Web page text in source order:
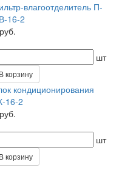
влагоотделитель П-
16-2
шт
В корзину
кондиционирования
16-2
шт
В корзину